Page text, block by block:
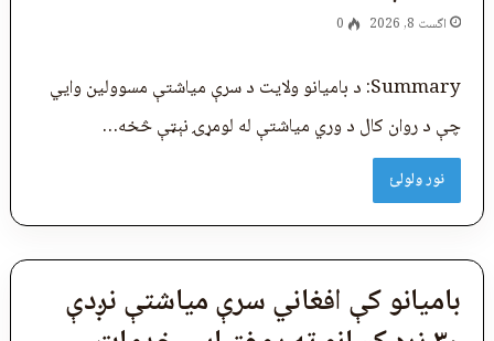
اگست 8, 2026 0
Summary: د بامیانو ولایت د سرې میاشتې مسوولین وایي
چې د روان کال د وري میاشتې له لومړۍ نېټې څخه…
نور ولولئ
بامیانو کې افغاني سرې میاشتې نږدې